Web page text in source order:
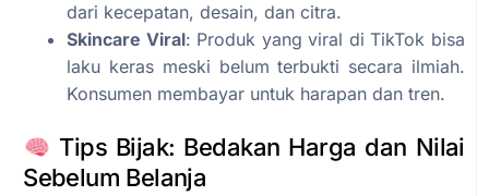
dari kecepatan, desain, dan citra.
Skincare Viral: Produk yang viral di TikTok bisa
laku keras meski belum terbukti secara ilmiah.
Konsumen membayar untuk harapan dan tren.
Tips Bijak: Bedakan Harga dan Nilai
Sebelum Belanja